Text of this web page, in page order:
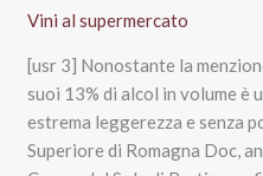
Vini al supermercato
[usr 3] Nonostante la
suoi 13% di alcol in volume è
estrema leggerezza e senza
Superiore di Romagna Doc,